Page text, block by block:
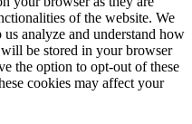
of the website. We
analyze and understand how
be stored in your browser
the option to opt-out of these
cookies may affect your